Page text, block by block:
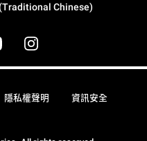
Chinese)
隱私權聲明 資訊安全